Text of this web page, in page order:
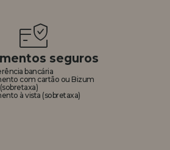
seguros
bancária
com cartão ou Bizum
(sobretaxa)
à vista (sobretaxa)